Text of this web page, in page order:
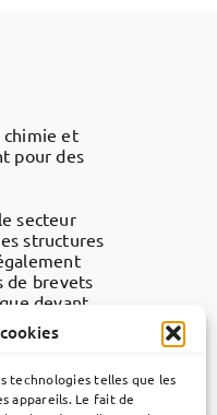
technologies telles que les
appareils. Le fait de
chimie et
pour des
secteur
structures
de brevets
devant
de